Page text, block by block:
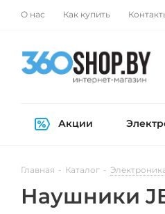
О нас Как купить
Акции
Главная - Каталог -
Наушники